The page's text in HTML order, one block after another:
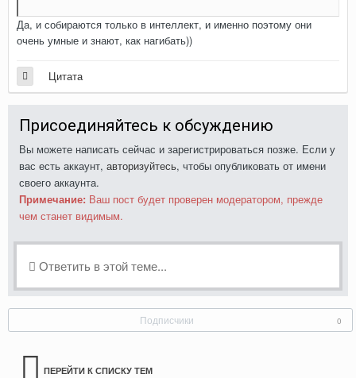
Да, и собираются только в интеллект, и именно поэтому они
очень умные и знают, как нагибать))
Цитата
Присоединяйтесь к обсуждению
Вы можете написать сейчас и зарегистрироваться позже. Если у
вас есть аккаунт, авторизуйтесь, чтобы опубликовать от имени
своего аккаунта.
Примечание: Ваш пост будет проверен модератором, прежде
чем станет видимым.
Ответить в этой теме...
Подписчики 0
ПЕРЕЙТИ К СПИСКУ ТЕМ